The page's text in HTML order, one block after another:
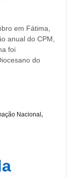
em Fátima,
anual do CPM,
foi
do
Nacional ,